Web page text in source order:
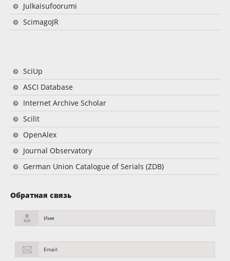
Julkaisufoorumi
ScimagoJR
SciUp
ASCI Database
Internet Archive Scholar
Scilit
OpenAlex
Journal Observatory
German Union Catalogue of Serials (ZDB)
Обратная связь
Имя
Email